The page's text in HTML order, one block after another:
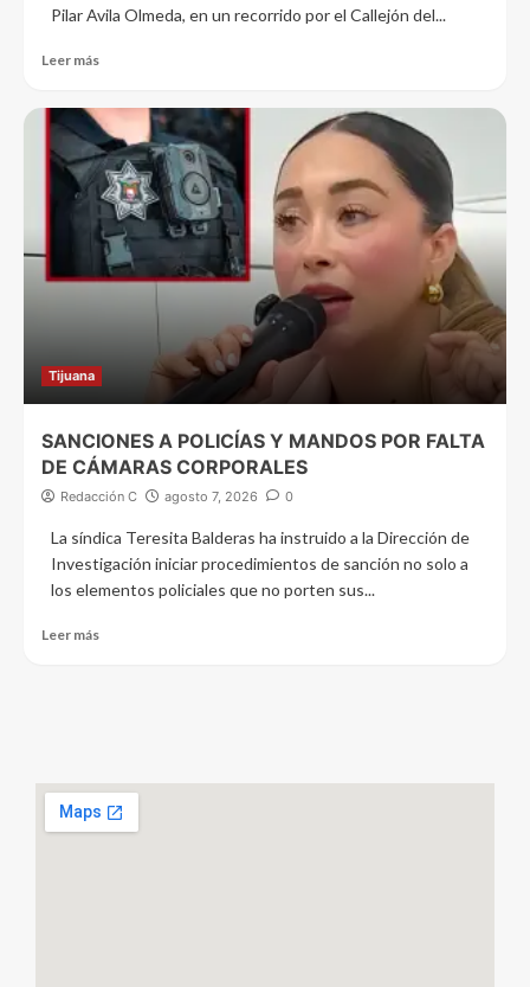
Pilar Avila Olmeda, en un recorrido por el Callejón del...
Leer más
Tijuana
SANCIONES A POLICÍAS Y MANDOS POR FALTA
DE CÁMARAS CORPORALES
Redacción C agosto 7, 2026 0
La síndica Teresita Balderas ha instruido a la Dirección de
Investigación iniciar procedimientos de sanción no solo a
los elementos policiales que no porten sus...
Leer más